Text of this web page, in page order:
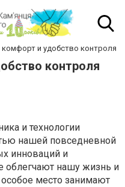
комфорт и удобство контроля
контроля
и технологии
нашей повседневной
инноваций и
облегчают нашу жизнь и
место занимают